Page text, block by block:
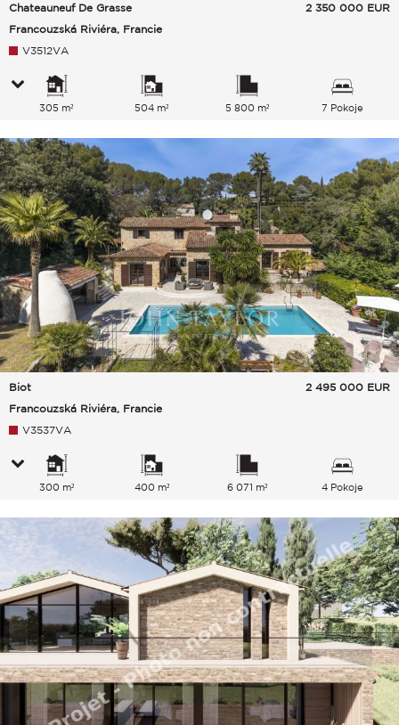
Chateauneuf De Grasse
Francouzská Riviéra, Francie
2 350 000 EUR
V3512VA
305 m² 504 m² 5 800 m² 7 Pokoje
Biot
Francouzská Riviéra, Francie
2 495 000 EUR
V3537VA
300 m² 400 m² 6 071 m² 4 Pokoje